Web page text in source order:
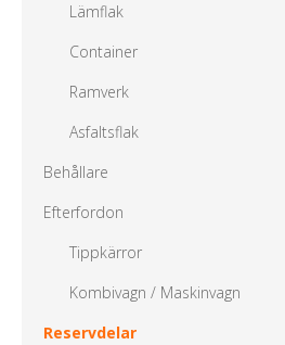
Lämflak
Container
Ramverk
Asfaltsflak
Behållare
Efterfordon
Tippkärror
Kombivagn / Maskinvagn
Reservdelar